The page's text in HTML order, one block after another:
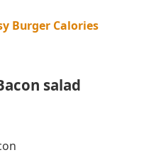
Burger Calories
salad